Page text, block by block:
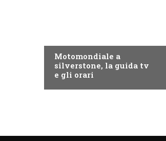
Motomondiale a
silverstone, la guida tv
e gli orari